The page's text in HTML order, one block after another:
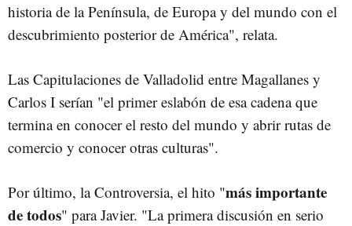
historia de la Península, de Europa y del mundo con el
descubrimiento posterior de América", relata.
Las Capitulaciones de Valladolid entre Magallanes y
Carlos I serían "el primer eslabón de esa cadena que
termina en conocer el resto del mundo y abrir rutas de
comercio y conocer otras culturas".
Por último, la Controversia, el hito "más importante
de todos" para Javier. "La primera discusión en serio